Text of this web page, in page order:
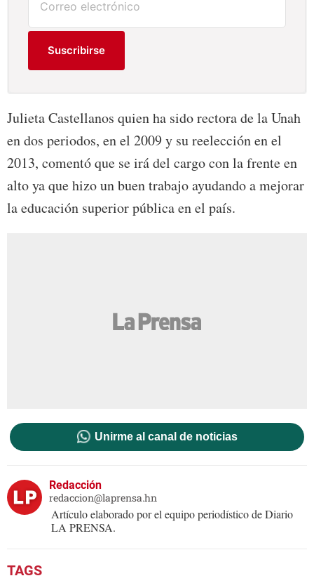
Suscribirse
Julieta Castellanos quien ha sido rectora de la Unah
en dos periodos, en el 2009 y su reelección en el
2013, comentó que se irá del cargo con la frente en
alto ya que hizo un buen trabajo ayudando a mejorar
la educación superior pública en el país.
Unirme al canal de noticias
Redacción
redaccion@laprensa.hn
Artículo elaborado por el equipo periodístico de Diario
LA PRENSA.